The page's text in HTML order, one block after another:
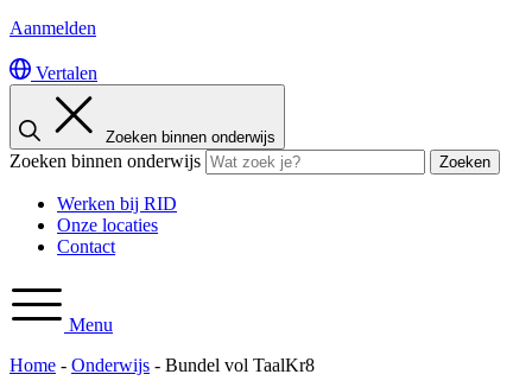
Aanmelden
Vertalen
Zoeken binnen onderwijs
Zoeken binnen onderwijs Zoeken
Werken bij RID
Onze locaties
Contact
Menu
Home - Onderwijs - Bundel vol TaalKr8